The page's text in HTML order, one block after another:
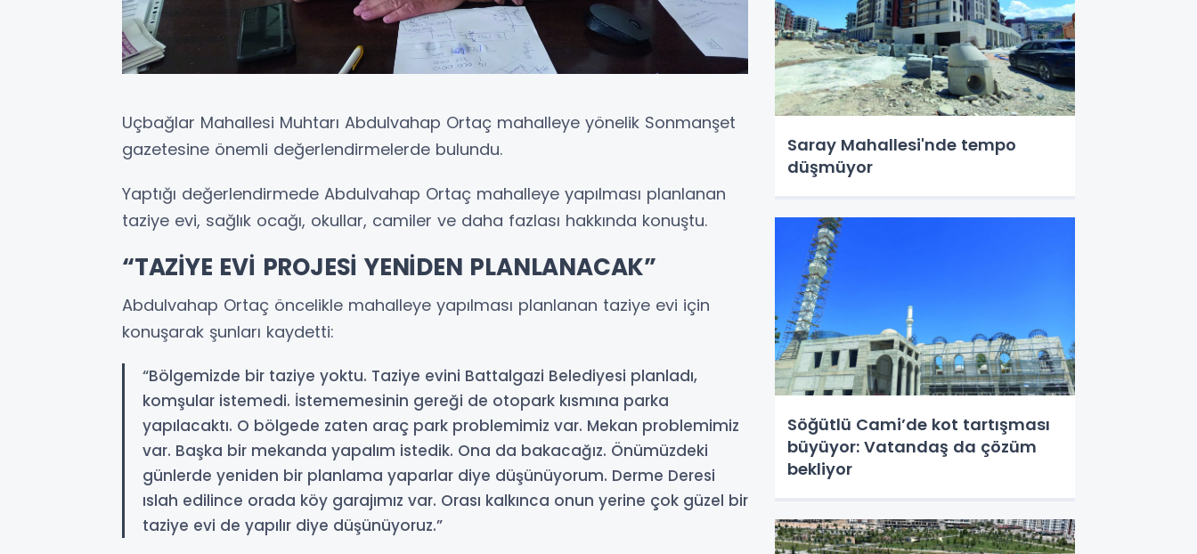
Uçbağlar Mahallesi Muhtarı Abdulvahap Ortaç mahalleye yönelik Sonmanşet
gazetesine önemli değerlendirmelerde bulundu.
Yaptığı değerlendirmede Abdulvahap Ortaç mahalleye yapılması planlanan
taziye evi, sağlık ocağı, okullar, camiler ve daha fazlası hakkında konuştu.
“TAZİYE EVİ PROJESİ YENİDEN PLANLANACAK”
Abdulvahap Ortaç öncelikle mahalleye yapılması planlanan taziye evi için
konuşarak şunları kaydetti:
“Bölgemizde bir taziye yoktu. Taziye evini Battalgazi Belediyesi planladı,
komşular istemedi. İstememesinin gereği de otopark kısmına parka
yapılacaktı. O bölgede zaten araç park problemimiz var. Mekan problemimiz
var. Başka bir mekanda yapalım istedik. Ona da bakacağız. Önümüzdeki
günlerde yeniden bir planlama yaparlar diye düşünüyorum. Derme Deresi
ıslah edilince orada köy garajımız var. Orası kalkınca onun yerine çok güzel bir
taziye evi de yapılır diye düşünüyoruz.”
Saray Mahallesi'nde tempo
düşmüyor
Söğütlü Cami’de kot tartışması
büyüyor: Vatandaş da çözüm
bekliyor